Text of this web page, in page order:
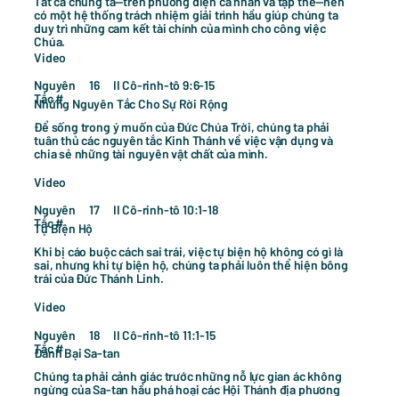
có một hệ thống trách nhiệm giải trình hầu giúp chúng ta
duy trì những cam kết tài chính của mình cho công việc
Chúa.
Video
Nguyên
Tắc #
16
II Cô-rinh-tô 9:6-15
Những Nguyên Tắc Cho Sự Rời Rộng
Để sống trong ý muốn của Đức Chúa Trời, chúng ta phải
tuân thủ các nguyên tắc Kinh Thánh về việc vận dụng và
chia sẻ những tài nguyên vật chất của mình.
Video
Nguyên
Tắc #
17
II Cô-rinh-tô 10:1-18
Tự Biện Hộ
Khi bị cáo buộc cách sai trái, việc tự biện hộ không có gì là
sai, nhưng khi tự biện hộ, chúng ta phải luôn thể hiện bông
trái của Đức Thánh Linh.
Video
Nguyên
Tắc #
18
II Cô-rinh-tô 11:1-15
Đánh Bại Sa-tan
Chúng ta phải cảnh giác trước những nỗ lực gian ác không
ngừng của Sa-tan hầu phá hoại các Hội Thánh địa phương